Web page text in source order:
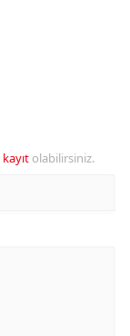
kayıt olabilirsiniz.